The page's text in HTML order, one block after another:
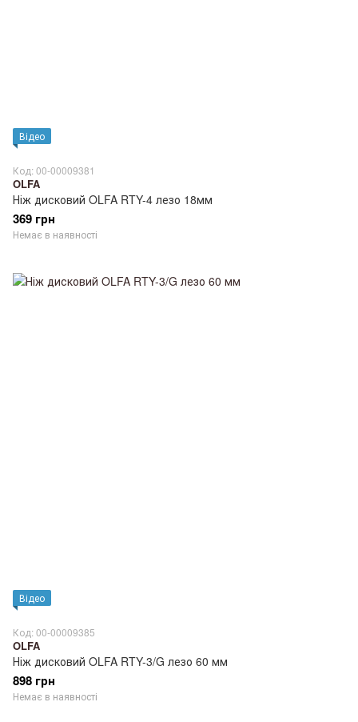
Відео
Код: 00-00009381
OLFA
Ніж дисковий OLFA RTY-4 лезо 18мм
369 грн
Немає в наявності
Відео
Код: 00-00009385
OLFA
Ніж дисковий OLFA RTY-3/G лезо 60 мм
898 грн
Немає в наявності